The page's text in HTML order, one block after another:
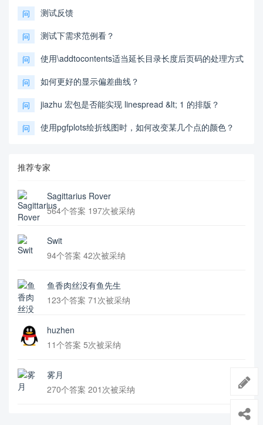
问 测试反馈
问 测试下需求范例看？
问 使用\addtocontents适当延长目录长度后页码的处理方式
问 如何更好的显示偏差曲线？
问 jiazhu 宏包是否能实现 linespread &lt; 1 的排版？
问 使用pgfplots绘折线图时，如何改变某几个点的颜色？
推荐专家
Sagittarius Rover
564个答案 197次被采纳
Swit
94个答案 42次被采纳
鱼香肉丝没有鱼先生
123个答案 71次被采纳
huzhen
11个答案 5次被采纳
雾月
270个答案 201次被采纳